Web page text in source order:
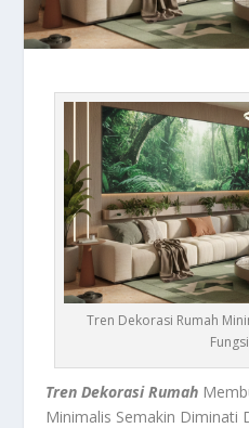
Tren Dekorasi Rumah
Tren Dekorasi Rumah
Minimalis Semakin Diminati